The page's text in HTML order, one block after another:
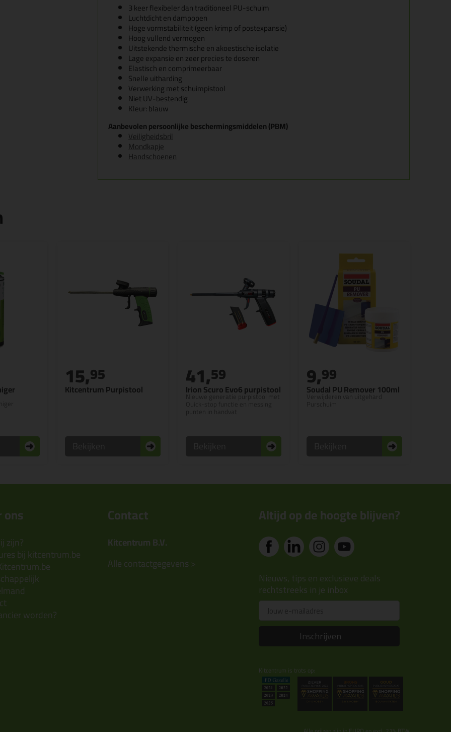
3 keer flexibeler dan traditioneel PU-schuim
Luchtdicht en dampopen
Hoge vormstabiliteit (geen krimp of postexpansie)
Hoog vullend vermogen
Uitstekende thermische en akoestische isolatie
Lage expansie en zeer precies te doseren
Elastisch en comprimeerbaar
Snelle uitharding
Verwerking met schuimpistool
Niet UV-bestendig
Kleur: blauw
Aanbevolen persoonlijke beschermingsmiddelen (PBM)
Veiligheidsbril
Mondkapje
Handschoenen
Kitcentrum Purpistool
15,95
Irion Scuro Evo6 purpistool
Nieuwe generatie purpistool met
41,59
Soudal PU Remover 100ml
Verwijderen van uitgehard
9,99
ons
zijn?
bij kitcentrum.be
worden?
Contact
Kitcentrum B.V.
Alle contactgegevens >
Altijd op de hoogte blijven?
Nieuws, tips en exclusieve deals
rechtstreeks in je inbox
Inschrijven
Kitcentrum is trots op: